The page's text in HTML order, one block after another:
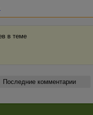
в темe
Последние комментарии